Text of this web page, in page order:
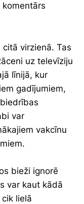
virzienā. Tas
uz televīziju
līnijā, kur
gadījumiem,
var
vakcīnu
bieži ignorē
var kaut kādā
lielā